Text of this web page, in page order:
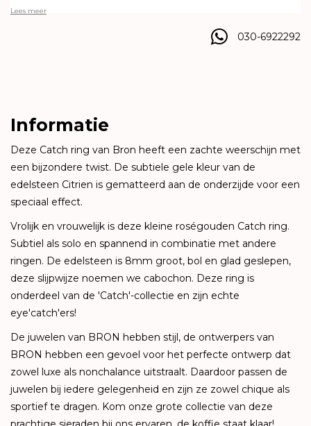
Lees meer
030-6922292
Informatie
Deze Catch ring van Bron heeft een zachte weerschijn met
een bijzondere twist. De subtiele gele kleur van de
edelsteen Citrien is gematteerd aan de onderzijde voor een
speciaal effect.
Vrolijk en vrouwelijk is deze kleine roségouden Catch ring.
Subtiel als solo en spannend in combinatie met andere
ringen. De edelsteen is 8mm groot, bol en glad geslepen,
deze slijpwijze noemen we cabochon. Deze ring is
onderdeel van de 'Catch'-collectie en zijn echte
eye'catch'ers!
De juwelen van BRON hebben stijl, de ontwerpers van
BRON hebben een gevoel voor het perfecte ontwerp dat
zowel luxe als nonchalance uitstraalt. Daardoor passen de
juwelen bij iedere gelegenheid en zijn ze zowel chique als
sportief te dragen. Kom onze grote collectie van deze